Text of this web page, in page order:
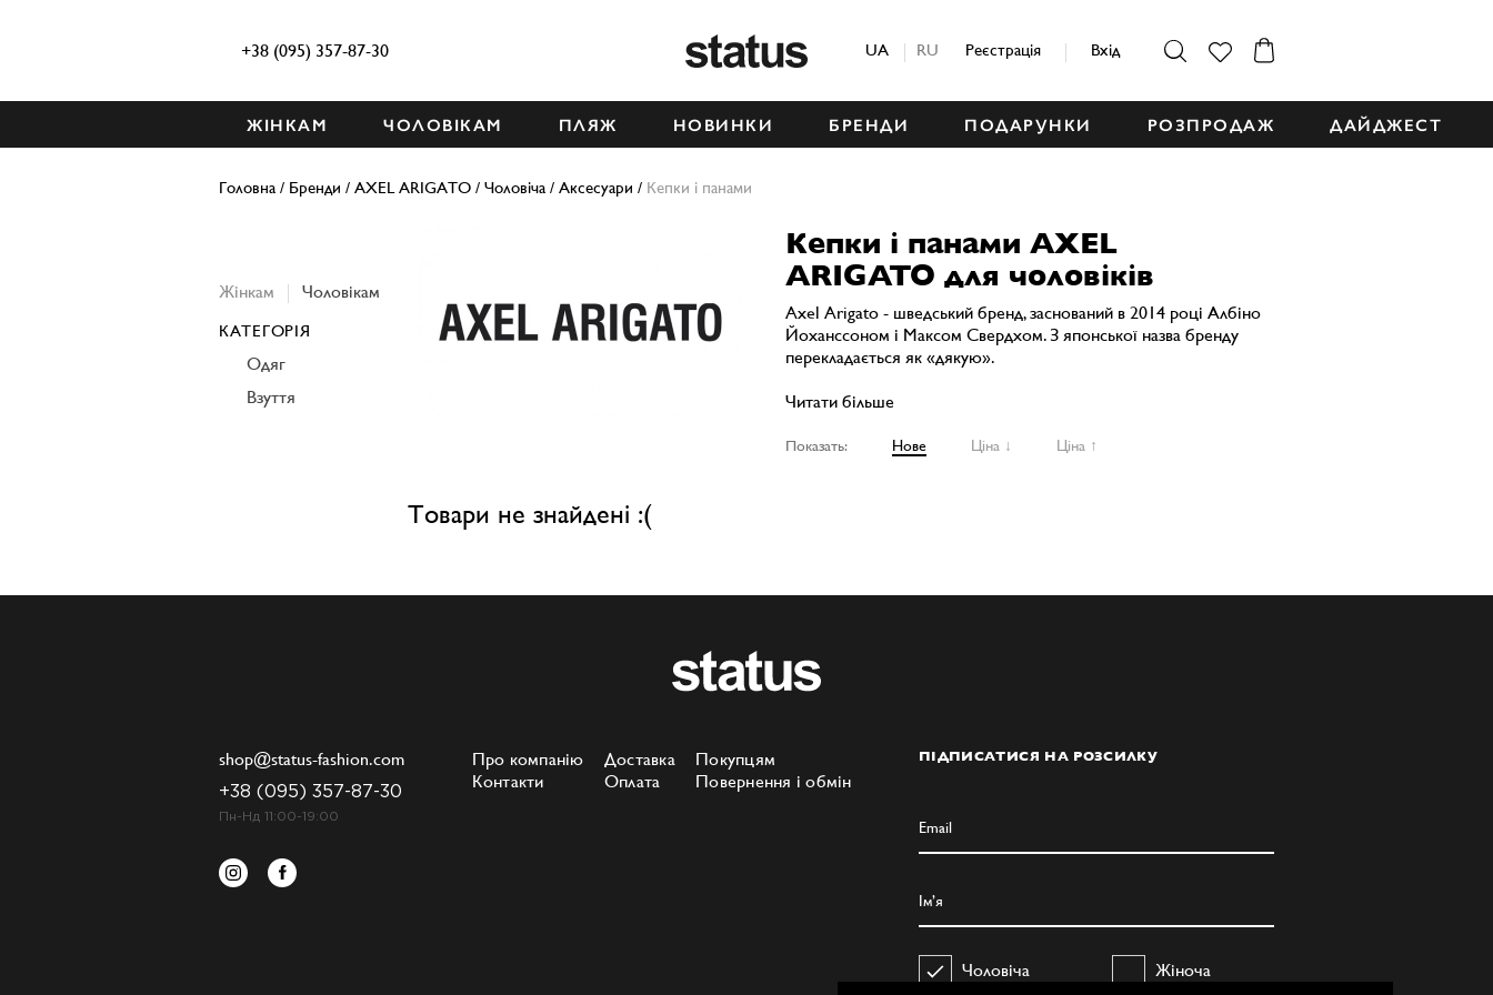
+38 (095) 357-87-30 UA RU Реєстрація Вхід
ЖІНКАМ ЧОЛОВІКАМ ПЛЯЖ НОВИНКИ БРЕНДИ ПОДАРУНКИ РОЗПРОДАЖ ДАЙДЖЕСТ
Головна / Бренди / AXEL ARIGATO / Чоловіча / Аксесуари / Кепки і панами
Кепки і панами AXEL
ARIGATO для чоловіків
Axel Arigato - шведський бренд, заснований в 2014 році Албіно
Йоханссоном і Максом Свердхом. З японської назва бренду
перекладається як «дякую».
Читати більше
Показать: Нове Ціна ↓ Ціна ↑
Товари не знайдені :(
Жінкам Чоловікам
КАТЕГОРІЯ
Одяг
Взуття
ПІДПИСАТИСЯ НА РОЗСИЛКУ
Чоловіча Жіноча
Про компанію
Контакти
Доставка
Оплата
Покупцям
Повернення і обмін
shop@status-fashion.com
+38 (095) 357-87-30
Пн-Нд 11:00-19:00